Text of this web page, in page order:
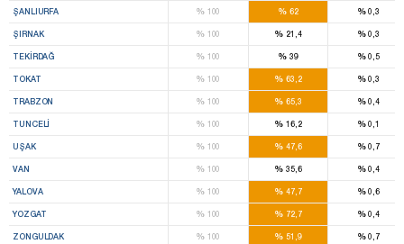
ŞANLIURFA %100 % 62 %0,3
ŞIRNAK %100 % 21,4 %0,3
TEKIRDAĞ %100 % 39 %0,5
TOKAT %100 % 63,2 %0,3
TRABZON %100 % 65,3 %0,4
TUNCELI %100 % 16,2 %0,1
UŞAK %100 % 47,6 %0,7
VAN %100 % 35,6 %0,4
YALOVA %100 % 47,7 %0,6
YOZGAT %100 % 72,7 %0,4
ZONGULDAK %100 % 51,9 %0,7